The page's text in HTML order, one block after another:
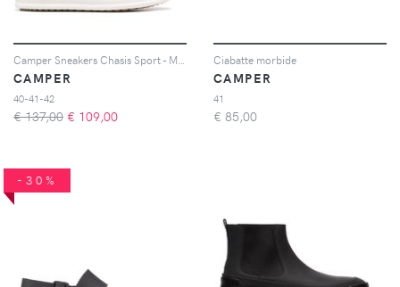
CAMPER
40-41-42
€ 137,00 € 109,00
Ciabatte morbide
CAMPER
41
€ 85,00
-30%